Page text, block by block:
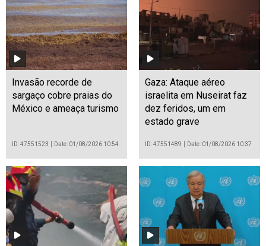
Invasão recorde de
sargaço cobre praias do
México e ameaça turismo
ID: 47551523 Date: 01/08/2026 10:54
Gaza: Ataque aéreo
israelita em Nuseirat faz
dez feridos, um em
estado grave
ID: 47551489 Date: 01/08/2026 10:37